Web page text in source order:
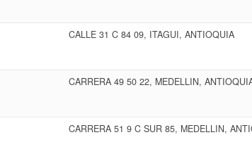
CALLE 31 C 84 09, ITAGUI, ANTIOQUIA
CARRERA 49 50 22, MEDELLIN,
CARRERA 51 9 C SUR 85, MEDELLIN,